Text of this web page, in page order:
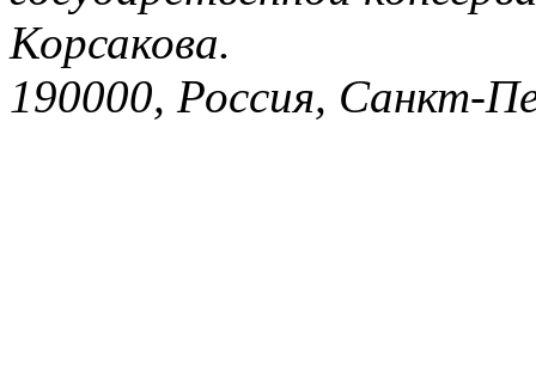
Корсакова.
190000, Россия, Санкт-